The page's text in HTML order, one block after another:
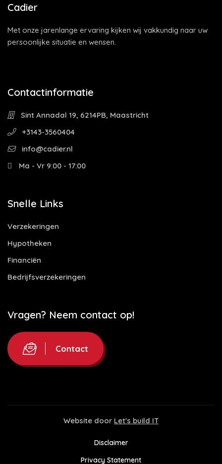
Cadier
Met onze jarenlange ervaring kijken wij vakkundig naar uw
persoonlijke situatie en wensen.
Contactinformatie
Sint Annadal 19, 6214PB, Maastricht
+3143-3560404
info@cadier.nl
Ma - Vr 9:00 - 17:00
Snelle Links
Verzekeringen
Hypotheken
Financiën
Bedrijfsverzekeringen
Vragen? Neem contact op!
Contact
Website door Let's build IT
Disclaimer
Privacy Statement